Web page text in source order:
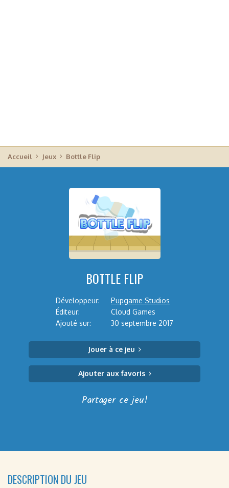
Accueil Jeux Bottle Flip
BOTTLE FLIP
Développeur:
Pupgame Studios
Éditeur:
Cloud Games
Ajouté sur:
30 septembre 2017
Jouer à ce jeu
Ajouter aux favoris
Partager ce jeu!
DESCRIPTION DU JEU